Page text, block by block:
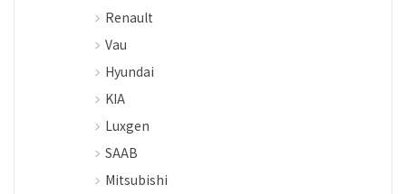
Renault
Vau
Hyundai
KIA
Luxgen
SAAB
Mitsubishi